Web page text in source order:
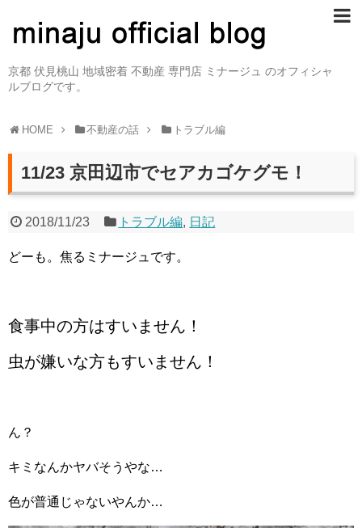
京都 伏見桃山 地域密着 不動産 専門店 ミナージュ のオフィシャ
ルブログです。
HOME 不動産の話 トラブル編
11/23 京田辺市でセアカゴケグモ！
2018/11/23 トラブル編, 日記
どーも。焦るミナージュです。
食事中の方はすいません！
虫が嫌いな方もすいません！
ん？
キミなんかヤバそうやな…
色が普通じゃないやんか…